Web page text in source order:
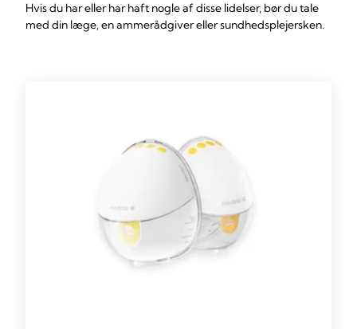
Hvis du har eller har haft nogle af disse lidelser, bør du tale
med din læge, en ammerådgiver eller sundhedsplejersken.